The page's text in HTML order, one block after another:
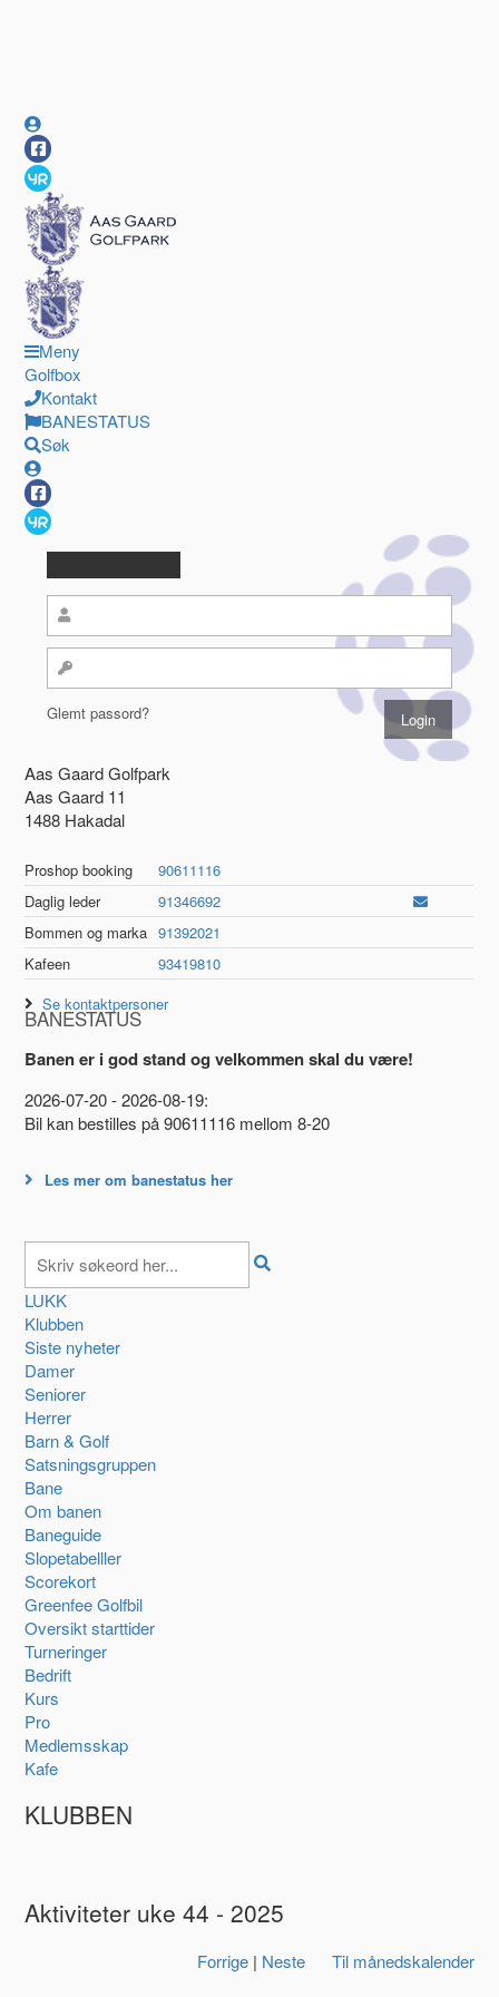
Meny
Golfbox
Kontakt
BANESTATUS
Søk
Glemt passord?
Aas Gaard Golfpark
Aas Gaard 11
1488 Hakadal
Proshop booking
90611116
Daglig leder
91346692
Bommen og marka 91392021
Kafeen
93419810
Se kontaktpersoner
BANESTATUS
Banen er i god stand og velkommen skal du være!
2026-07-20 - 2026-08-19:
Bil kan bestilles på 90611116 mellom 8-20
Les mer om banestatus her
LUKK
Klubben
Siste nyheter
Damer
Seniorer
Herrer
Barn & Golf
Satsningsgruppen
Bane
Om banen
Baneguide
Slopetabelller
Scorekort
Greenfee Golfbil
Oversikt starttider
Turneringer
Bedrift
Kurs
Pro
Medlemsskap
Kafe
KLUBBEN
Aktiviteter uke 44 - 2025
Forrige| Neste Til månedskalender